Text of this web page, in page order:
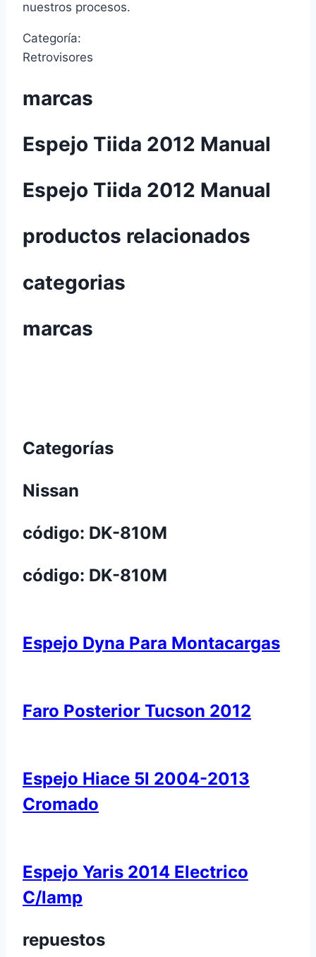
nuestros procesos.
Categoría:
Retrovisores
marcas
Espejo Tiida 2012 Manual
Espejo Tiida 2012 Manual
productos relacionados
categorias
marcas
Categorías
Nissan
código: DK-810M
código: DK-810M
Espejo Dyna Para Montacargas
Faro Posterior Tucson 2012
Espejo Hiace 5l 2004-2013
Cromado
Espejo Yaris 2014 Electrico
C/lamp
repuestos